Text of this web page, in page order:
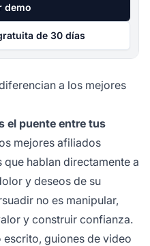
demo
de 30 días
a los mejores
el puente entre tus
mejores afiliados
hablan directamente a
y deseos de su
no es manipular,
y construir confianza.
escrito, guiones de video